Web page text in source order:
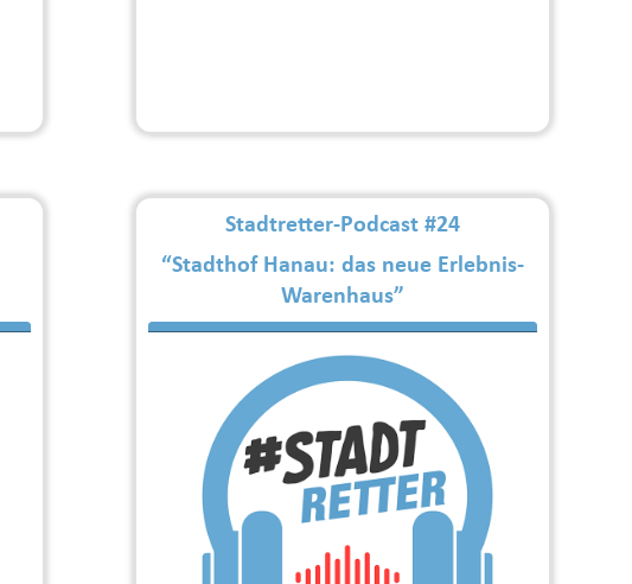
Stadtretter-Podcast #24
“Stadthof Hanau: das neue Erlebnis-
Warenhaus”